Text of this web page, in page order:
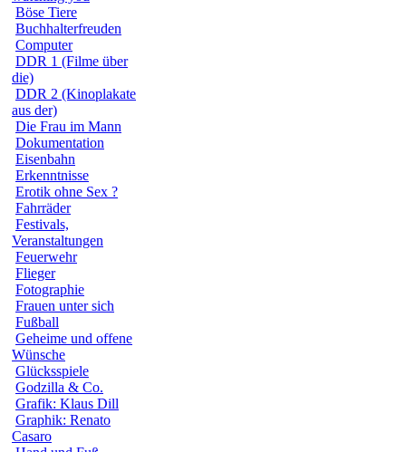
Böse Tiere
Buchhalterfreuden
Computer
DDR 1 (Filme über
die)
DDR 2 (Kinoplakate
aus der)
Die Frau im Mann
Dokumentation
Eisenbahn
Erkenntnisse
Erotik ohne Sex ?
Fahrräder
Festivals,
Veranstaltungen
Feuerwehr
Flieger
Fotographie
Frauen unter sich
Fußball
Geheime und offene
Wünsche
Glücksspiele
Godzilla & Co.
Grafik: Klaus Dill
Graphik: Renato
Casaro